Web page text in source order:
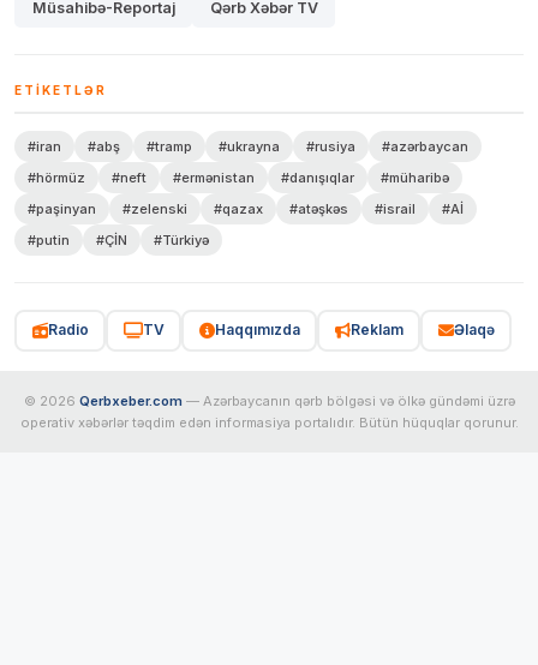
Müsahibə-Reportaj Qərb Xəbər TV
ETIKETLƏR
#iran #abş #tramp #ukrayna #rusiya
#azərbaycan
#hörmüz
#neft #ermənistan #danışıqlar
#müharibə
#paşinyan
#zelenski #qazax #atəşkəs #israil
#Aİ
#putin
#ÇİN #Türkiyə
Radio TV Haqqımızda Reklam Əlaqə
© 2026 Qerbxeber.com — Azərbaycanın qərb bölgəsi və ölkə gündəmi üzrə
operativ xəbərlər təqdim edən informasiya portalıdır. Bütün hüquqlar qorunur.